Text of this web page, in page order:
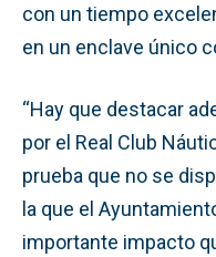
con un tiempo
en un enclave único
“Hay que destacar
por el Real Club
prueba que no se
la que el
importante impacto